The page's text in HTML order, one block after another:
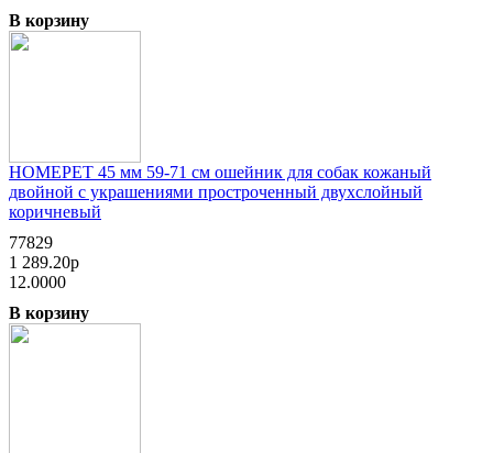
В корзину
HOMEPET 45 мм 59-71 см ошейник для собак кожаный
двойной с украшениями простроченный двухслойный
коричневый
77829
1 289.20р
12.0000
В корзину